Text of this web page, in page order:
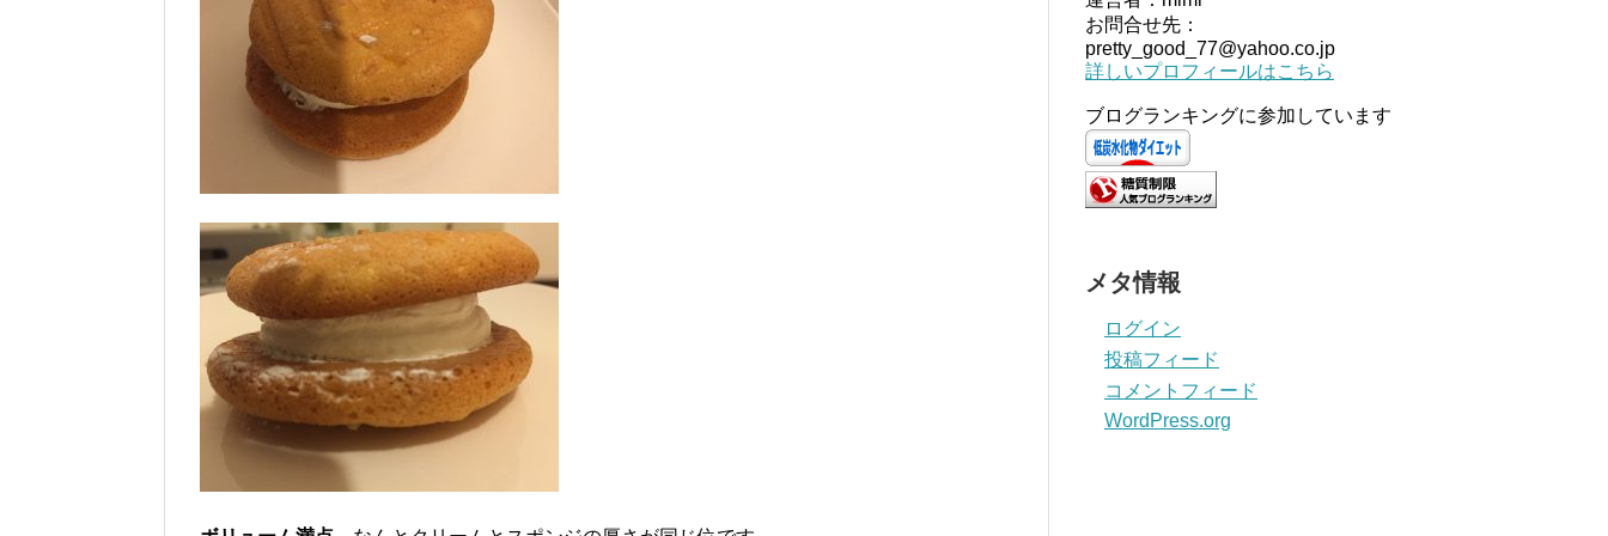
お問合せ先：
pretty_good_77@yahoo.co.jp
詳しいプロフィールはこちら
ブログランキングに参加しています
メタ情報
ログイン
投稿フィード
コメントフィード
WordPress.org